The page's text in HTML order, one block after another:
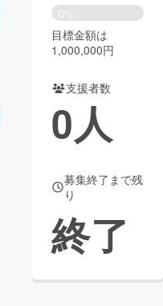
チャレンジ
CAMPFIRE Creation
コミュニティ
0%
目標金額は
1,000,000円
支援者数
0人
募集終了まで残
り
終了